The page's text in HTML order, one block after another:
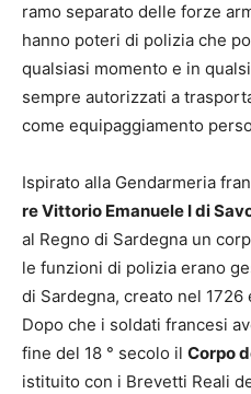
ramo separato delle forze
hanno poteri di polizia che
qualsiasi momento e in
sempre autorizzati a
come equipaggiamento
Ispirato alla Gendarmeria
re Vittorio Emanuele I di
al Regno di Sardegna un
le funzioni di polizia erano
di Sardegna, creato nel
Dopo che i soldati francesi
fine del 18 ° secolo il Corpo
istituito con i Brevetti Reali